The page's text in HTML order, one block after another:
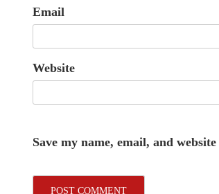
Email
Website
Save my name, email, and